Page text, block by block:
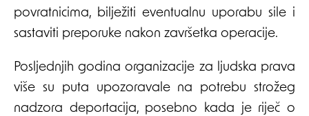
povratnicima, bilježiti eventualnu uporabu sile i
sastaviti preporuke nakon završetka operacije.
Posljednjih godina organizacije za ljudska prava
više su puta upozoravale na potrebu strožeg
nadzora deportacija, posebno kada je riječ o